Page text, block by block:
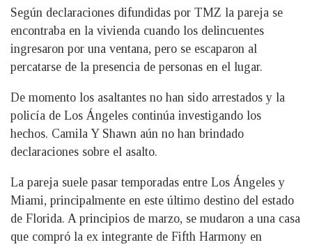
Según declaraciones difundidas por TMZ la pareja se
encontraba en la vivienda cuando los delincuentes
ingresaron por una ventana, pero se escaparon al
percatarse de la presencia de personas en el lugar.
De momento los asaltantes no han sido arrestados y la
policía de Los Ángeles continúa investigando los
hechos. Camila Y Shawn aún no han brindado
declaraciones sobre el asalto.
La pareja suele pasar temporadas entre Los Ángeles y
Miami, principalmente en este último destino del estado
de Florida. A principios de marzo, se mudaron a una casa
que compró la ex integrante de Fifth Harmony en